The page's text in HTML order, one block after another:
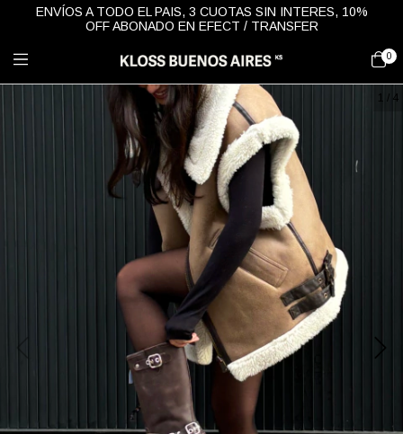
ENVÍOS A TODO EL PAIS, 3 CUOTAS SIN INTERES, 10%
OFF ABONADO EN EFECT / TRANSFER
0
1 / 4